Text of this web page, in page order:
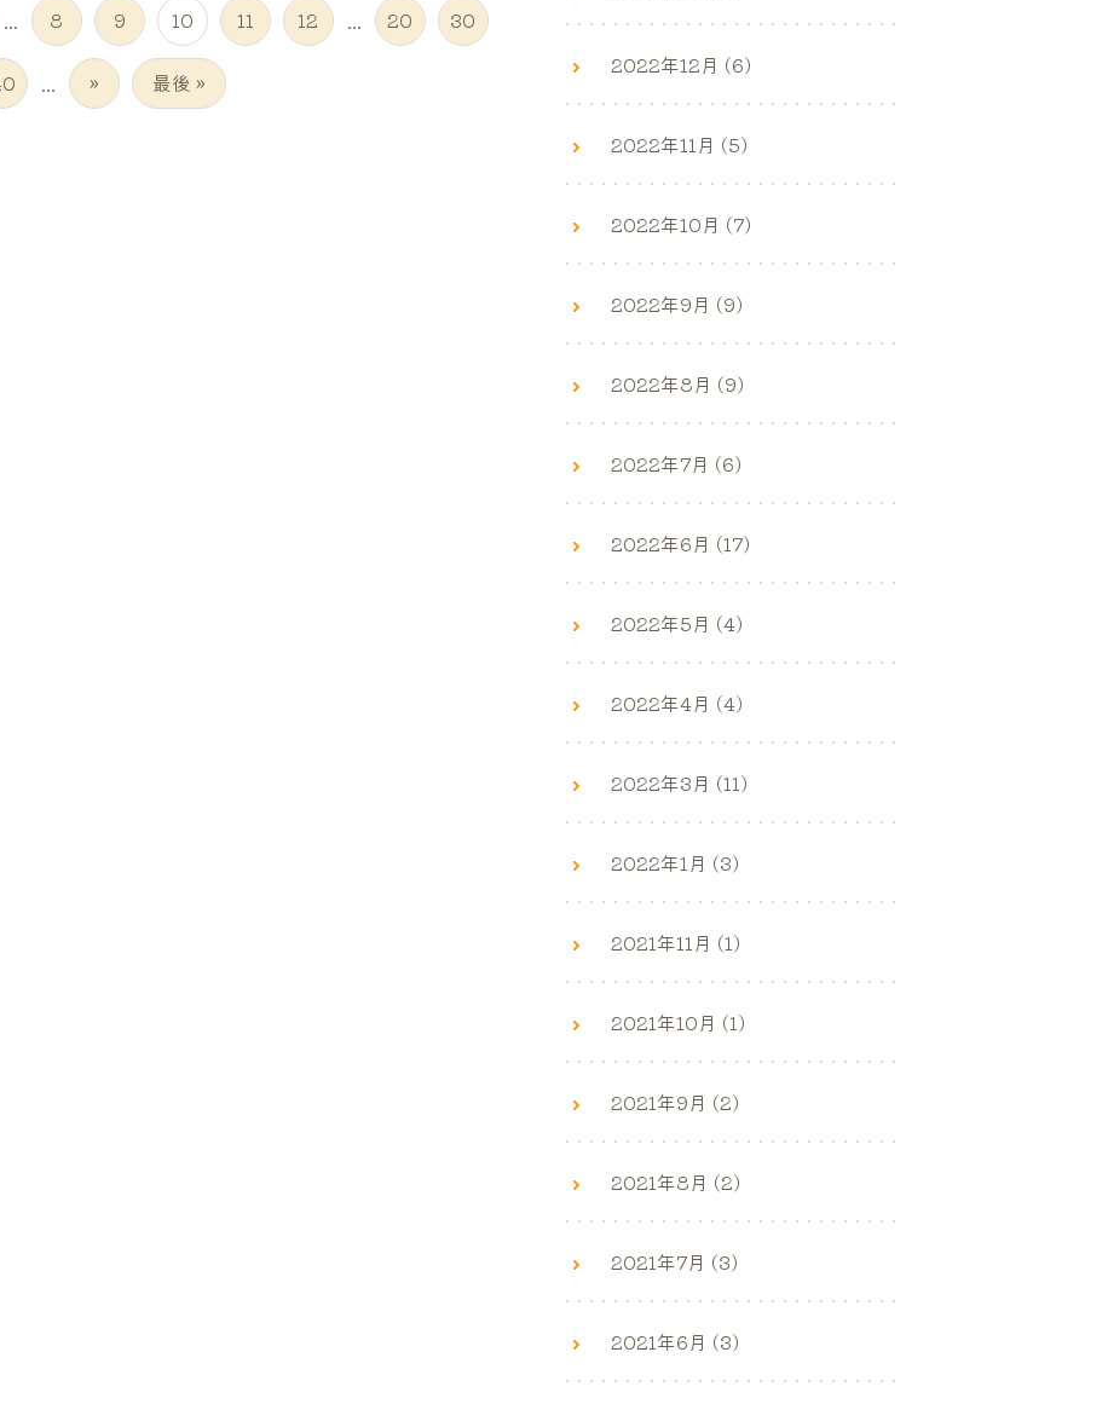
... 8 9 10 11 12 ... 20 30
... » 最後 »
2022年12月 (6)
2022年11月 (5)
2022年10月 (7)
2022年9月 (9)
2022年8月 (9)
2022年7月 (6)
2022年6月 (17)
2022年5月 (4)
2022年4月 (4)
2022年3月 (11)
2022年1月 (3)
2021年11月 (1)
2021年10月 (1)
2021年9月 (2)
2021年8月 (2)
2021年7月 (3)
2021年6月 (3)